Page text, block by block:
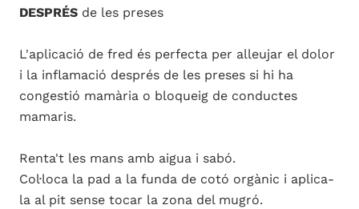
DESPRÉS de les preses
L'aplicació de fred és perfecta per alleujar el dolor
i la inflamació després de les preses si hi ha
congestió mamària o bloqueig de conductes
mamaris.
Renta't les mans amb aigua i sabó.
Col·loca la pad a la funda de cotó orgànic i aplica-
la al pit sense tocar la zona del mugró.